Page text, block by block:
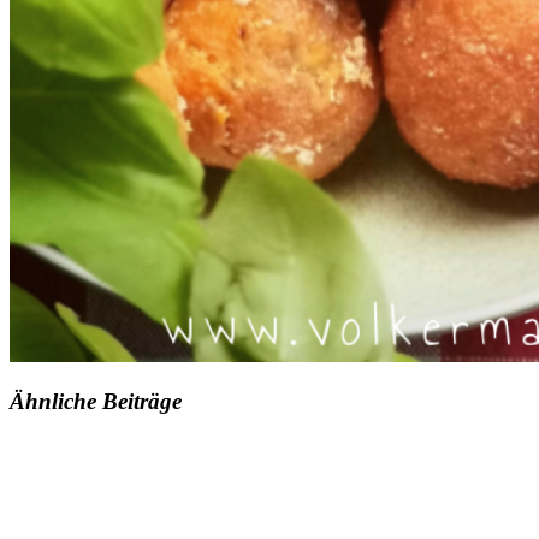
Ähnliche Beiträge